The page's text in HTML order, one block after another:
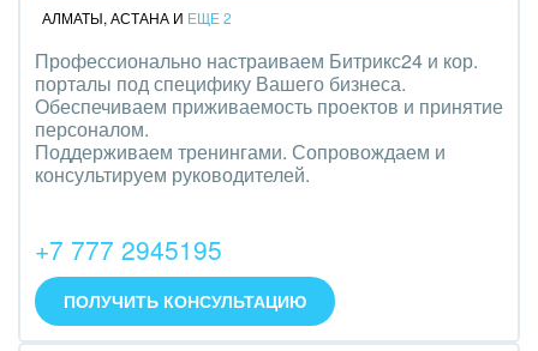
АЛМАТЫ, АСТАНА И ЕЩЕ 2
Профессионально настраиваем Битрикс24 и кор.
порталы под специфику Вашего бизнеса.
Обеспечиваем приживаемость проектов и принятие
персоналом.
Поддерживаем тренингами. Сопровождаем и
консультируем руководителей.
+7 777 2945195
ПОЛУЧИТЬ КОНСУЛЬТАЦИЮ